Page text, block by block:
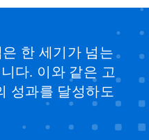
한 세기가 넘는
다. 이와 같은 고
성과를 달성하도